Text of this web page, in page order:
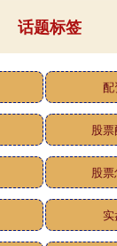
话题标签
配
股
股
实